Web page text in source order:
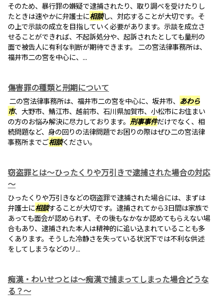
そのため、暴行罪の嫌疑で逮捕されたり、取り調べを受けたりし
たときは速やかに弁護士に相談し、対応することが大切です。そ
の上で示談の成立を目指していく必要があります。示談を成立さ
せることができれば、不起訴処分や、起訴されたとしても量刑の
面で被告人に有利な判断が期待できます。 二の宮法律事務所は、
福井市二の宮を中心に、...
傷害罪の種類と刑期について
二の宮法律事務所は、福井市二の宮を中心に、坂井市、 あわら
市、大野市、鯖江市、越前市、石川県加賀市、小松市にお住まい
の方のお悩み解決に尽力しております。 刑事事件だけでなく、相
続問題など、身の回りの法律問題でお困りの際はぜひ二の宮法律
事務所までご相談ください。
窃盗罪とは～ひったくりや万引きで逮捕された場合の対応
～
ひったくりや万引きなどの窃盗罪で逮捕された場合には、まずは
弁護士に相談することが大切です。逮捕されてから3日間は家族で
あっても面会が認められず、その後もなかなか認めてもらえない場
合もあり、逮捕された本人は精神的に追い込まれていることも多
くあります。そうした冷静さを失っている状況下では不利な供述
をしてしまうなどのリ...
痴漢・わいせつとは～痴漢で捕まってしまった場合どうな
る？～